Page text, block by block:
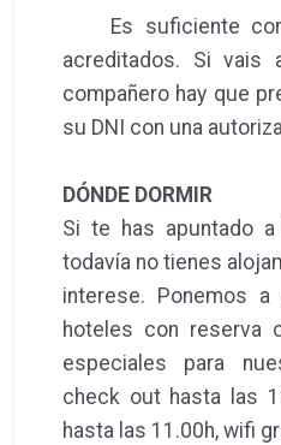
Es suficiente con
acreditados. Si
compañero hay que
su DNI con una
DÓNDE DORMIR
Si te has apuntado
todavía no tienes
interese. Ponemos
hoteles con reserva
especiales para
check out hasta las
hasta las 11.00h, wifi